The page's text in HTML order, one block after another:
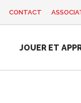
CONTACT
JOUER ET